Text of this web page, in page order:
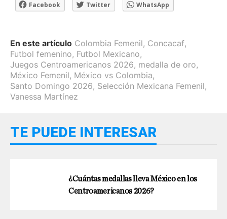
Facebook Twitter WhatsApp
En este artículo Colombia Femenil, Concacaf,
Futbol femenino, Futbol Mexicano,
Juegos Centroamericanos 2026, medalla de oro,
México Femenil, México vs Colombia,
Santo Domingo 2026, Selección Mexicana Femenil,
Vanessa Martínez
TE PUEDE INTERESAR
¿Cuántas medallas lleva México en los
Centroamericanos 2026?